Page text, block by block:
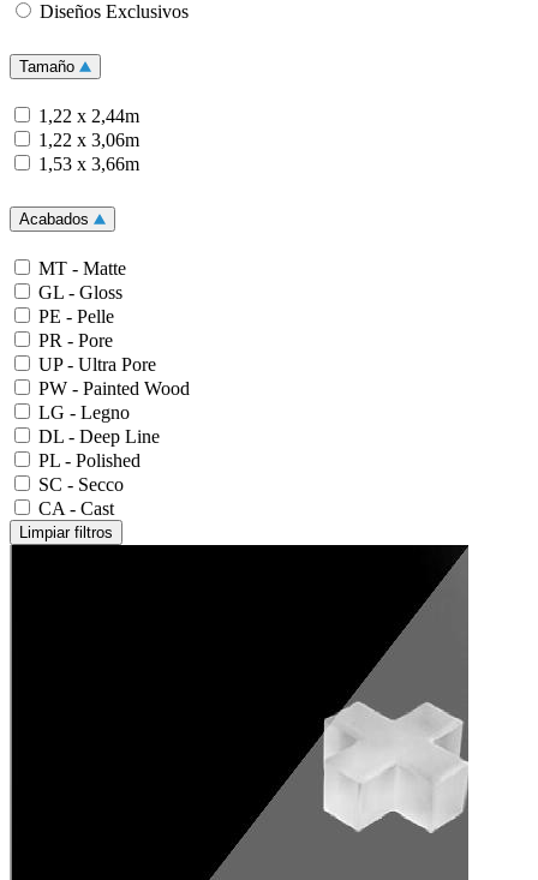
Diseños Exclusivos
Tamaño
1,22 x 2,44m
1,22 x 3,06m
1,53 x 3,66m
Acabados
MT - Matte
GL - Gloss
PE - Pelle
PR - Pore
UP - Ultra Pore
PW - Painted Wood
LG - Legno
DL - Deep Line
PL - Polished
SC - Secco
CA - Cast
Limpiar filtros